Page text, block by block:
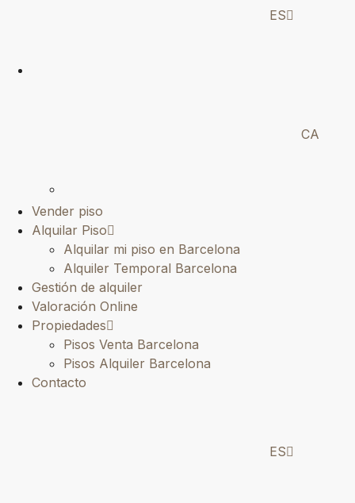
ES
CA
Vender piso
Alquilar Piso
Alquilar mi piso en Barcelona
Alquiler Temporal Barcelona
Gestión de alquiler
Valoración Online
Propiedades
Pisos Venta Barcelona
Pisos Alquiler Barcelona
Contacto
ES